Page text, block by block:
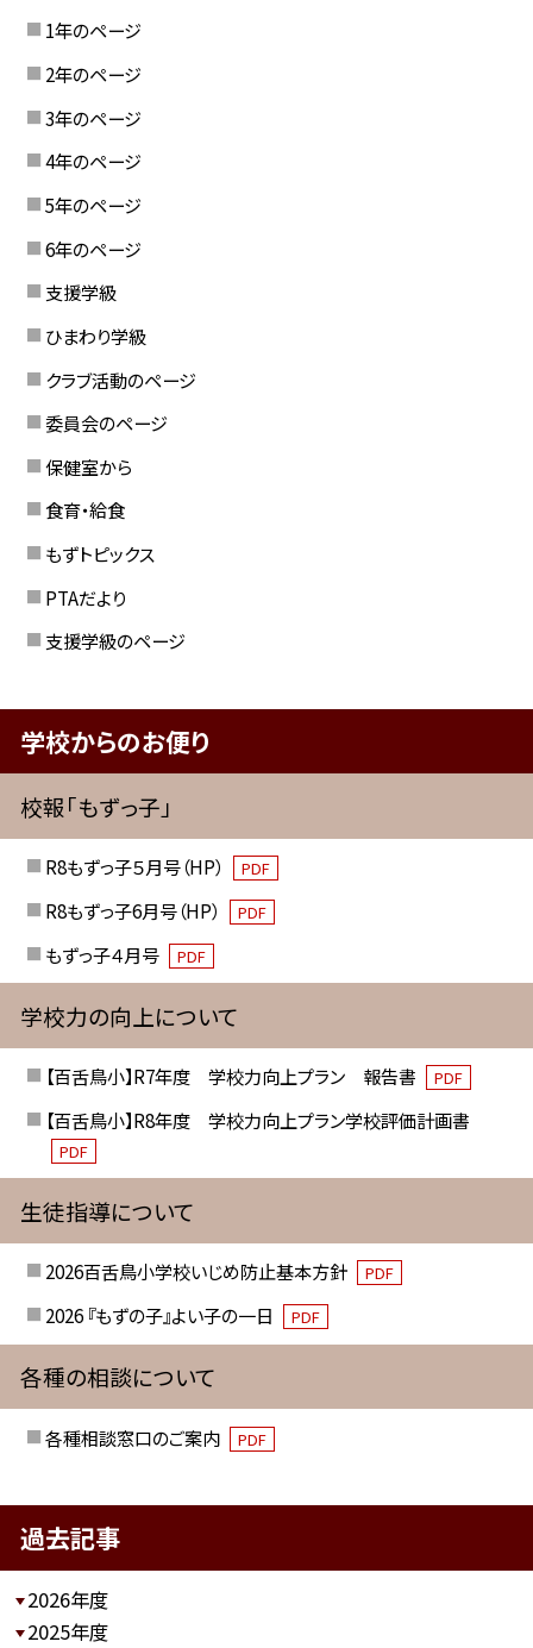
1年のページ
2年のページ
3年のページ
4年のページ
5年のページ
6年のページ
支援学級
ひまわり学級
クラブ活動のページ
委員会のページ
保健室から
食育・給食
もずトピックス
PTAだより
支援学級のページ
学校からのお便り
校報「もずっ子」
R8もずっ子５月号（HP） PDF
R8もずっ子6月号（HP） PDF
もずっ子４月号 PDF
学校力の向上について
【百舌鳥小】R7年度 学校力向上プラン 報告書 PDF
【百舌鳥小】R8年度 学校力向上プラン学校評価計画書
PDF
生徒指導について
2026百舌鳥小学校いじめ防止基本方針 PDF
2026 『もずの子』よい子の一日 PDF
各種の相談について
各種相談窓口のご案内 PDF
過去記事
2026年度
2025年度